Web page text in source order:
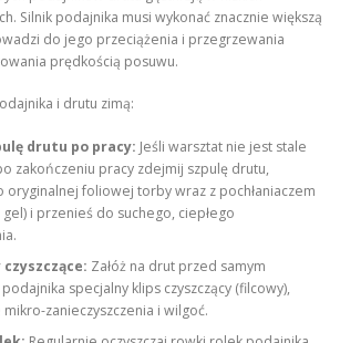
Silnik podajnika musi wykonać znacznie większą
do jego przeciążenia i przegrzewania
prędkością posuwu.
i drutu zimą:
drutu po pracy: Jeśli warsztat nie jest stale
zakończeniu pracy zdejmij szpulę drutu,
oryginalnej foliowej torby wraz z pochłaniaczem
i przenieś do suchego, ciepłego
Załóż na drut przed samym
specjalny klips czyszczący (filcowy),
zanieczyszczenia i wilgoć.